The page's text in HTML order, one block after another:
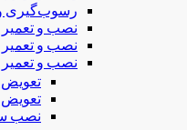
رسوب‌گیری و
نصب و تعمیر
نصب و تعمیر
نصب و تعمیر
تعویض
تعویض
نصب